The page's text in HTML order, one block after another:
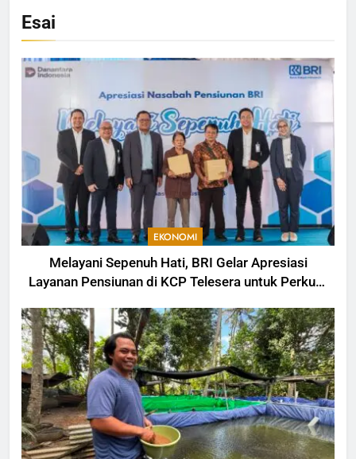
Esai
EKONOMI
Melayani Sepenuh Hati, BRI Gelar Apresiasi
Layanan Pensiunan di KCP Telesera untuk Perkuat